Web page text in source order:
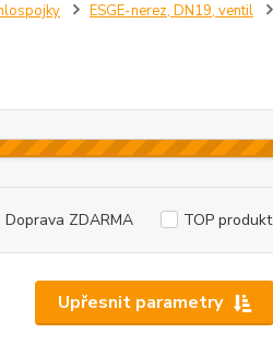
ESGE-nerez, DN19, ventil
Upřesnit parametry
Doprava ZDARMA TOP produkt